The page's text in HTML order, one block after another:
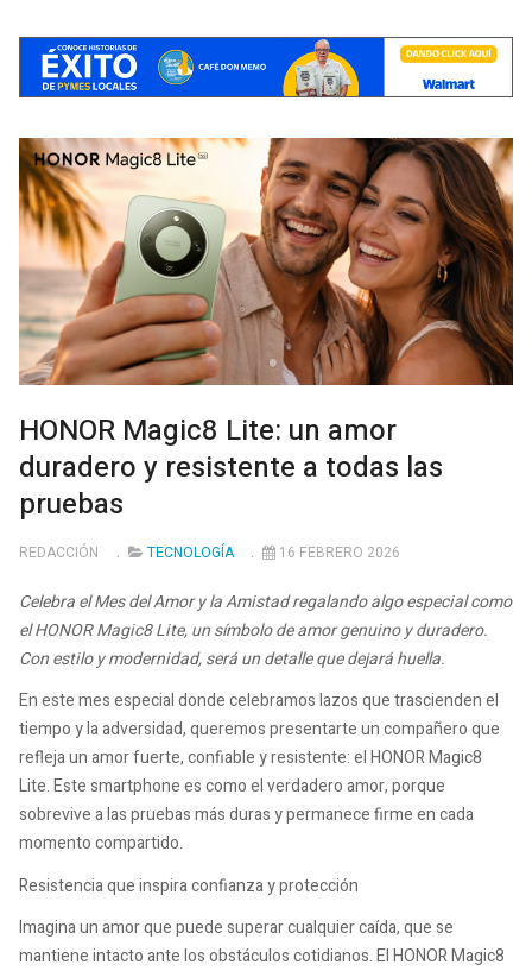
HONOR Magic8 Lite: un amor
duradero y resistente a todas las
pruebas
REDACCIÓN TECNOLOGÍA 16 FEBRERO 2026
Celebra el Mes del Amor y la Amistad regalando algo especial como
el HONOR Magic8 Lite, un símbolo de amor genuino y duradero.
Con estilo y modernidad, será un detalle que dejará huella.
En este mes especial donde celebramos lazos que trascienden el
tiempo y la adversidad, queremos presentarte un compañero que
refleja un amor fuerte, confiable y resistente: el HONOR Magic8
Lite. Este smartphone es como el verdadero amor, porque
sobrevive a las pruebas más duras y permanece firme en cada
momento compartido.
Resistencia que inspira confianza y protección
Imagina un amor que puede superar cualquier caída, que se
mantiene intacto ante los obstáculos cotidianos. El HONOR Magic8